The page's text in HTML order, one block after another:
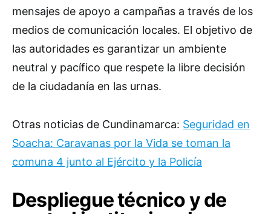
mensajes de apoyo a campañas a través de los
medios de comunicación locales. El objetivo de
las autoridades es garantizar un ambiente
neutral y pacífico que respete la libre decisión
de la ciudadanía en las urnas.
Otras noticias de Cundinamarca: Seguridad en
Soacha: Caravanas por la Vida se toman la
comuna 4 junto al Ejército y la Policía
Despliegue técnico y de